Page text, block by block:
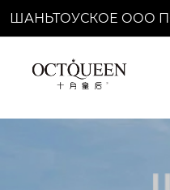
ШАНЬТОУСКОЕ ООО